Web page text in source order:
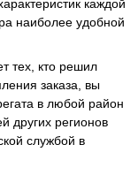
каждой
наиболее удобной
тех, кто решил
заказа, вы
в любой район
других регионов
службой в